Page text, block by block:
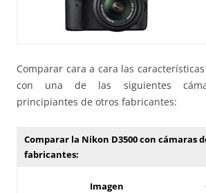
Comparar cara a cara las
con una de las siguientes
principiantes de otros fabricantes:
Comparar la Nikon D3500 con cámaras
fabricantes:
Imagen